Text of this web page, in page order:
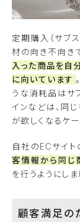
定期購入（サブ
材の向き不向き
入った商品を自
に向いています
うな消耗品はサ
インなどは、同
が欲しくなるケー
自社のECサイト
客情報から同じ
を行うようにしま
顧客満足の